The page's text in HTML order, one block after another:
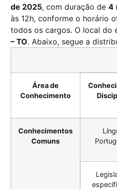
de 2025, com duração de4
às 12h, conforme o horário
todos os cargos. O local do
– TO. Abaixo, segue a
Área de
Conhecimento
Conhecimentos
Comuns